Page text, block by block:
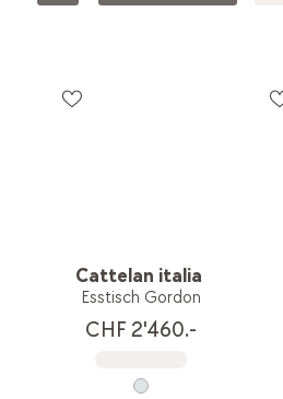
Cattelan italia
Esstisch Gordon
CHF 2'460.-